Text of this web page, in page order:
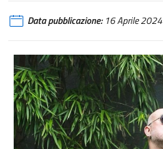
Data pubblicazione:16 Aprile 2024